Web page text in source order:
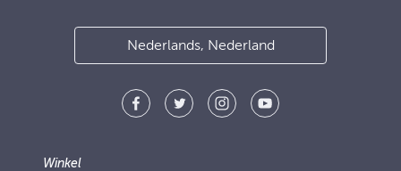
Nederlands, Nederland
Winkel